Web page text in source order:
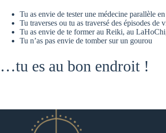
Tu as envie de tester une médecine parallèle
Tu traverses ou tu as traversé des épisodes
Tu as envie de te former au Reiki, au
Tu n’as pas envie de tomber sur un gourou
…tu es au bon endroit !